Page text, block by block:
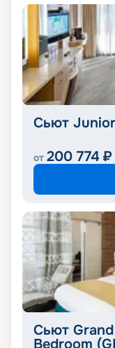
Сьют
от 200 774 ₽
Сьют
Bedroom